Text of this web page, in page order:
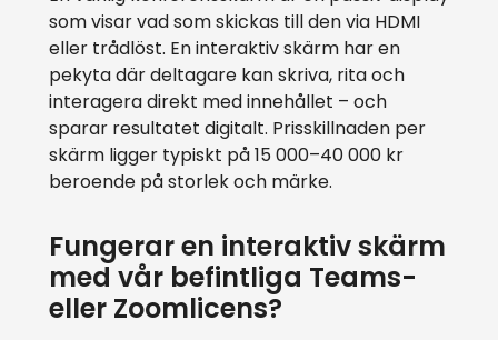
som visar vad som skickas till den via HDMI
eller trådlöst. En interaktiv skärm har en
pekyta där deltagare kan skriva, rita och
interagera direkt med innehållet – och
sparar resultatet digitalt. Prisskillnaden per
skärm ligger typiskt på 15 000–40 000 kr
beroende på storlek och märke.
Fungerar en interaktiv skärm
med vår befintliga Teams-
eller Zoomlicens?